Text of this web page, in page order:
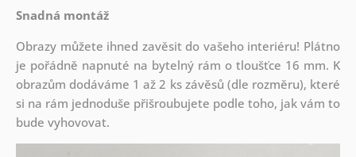
Snadná montáž
Obrazy můžete ihned zavěsit do vašeho interiéru! Plátno
je pořádně napnuté na bytelný rám o tloušťce 16 mm. K
obrazům dodáváme 1 až 2 ks závěsů (dle rozměru), které
si na rám jednoduše přišroubujete podle toho, jak vám to
bude vyhovovat.